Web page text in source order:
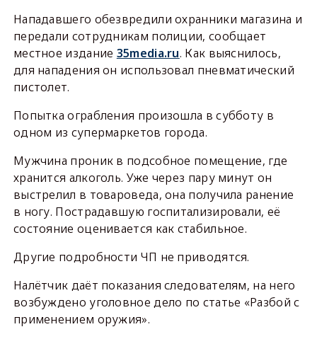
Нападавшего обезвредили охранники магазина и
передали сотрудникам полиции, сообщает
местное издание 35media.ru. Как выяснилось,
для нападения он использовал пневматический
пистолет.
Попытка ограбления произошла в субботу в
одном из супермаркетов города.
Мужчина проник в подсобное помещение, где
хранится алкоголь. Уже через пару минут он
выстрелил в товароведа, она получила ранение
в ногу. Пострадавшую госпитализировали, её
состояние оценивается как стабильное.
Другие подробности ЧП не приводятся.
Налётчик даёт показания следователям, на него
возбуждено уголовное дело по статье «Разбой с
применением оружия».